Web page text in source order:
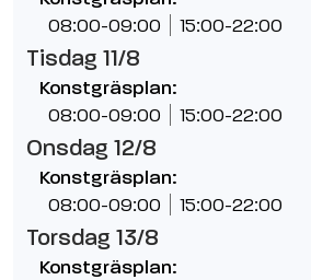
08:00-09:00 15:00-22:00
Tisdag 11/8
Konstgräsplan:
08:00-09:00 15:00-22:00
Onsdag 12/8
Konstgräsplan:
08:00-09:00 15:00-22:00
Torsdag 13/8
Konstgräsplan: